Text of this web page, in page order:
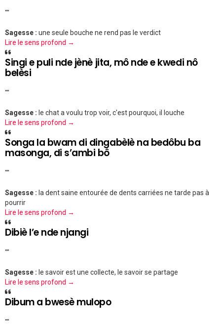
""
Sagesse : une seule bouche ne rend pas le verdict
Lire le sens profond →
Singi e puli nde jènè jita, mô nde e kwedi nô
belèsi
""
Sagesse : le chat a voulu trop voir, c'est pourquoi, il louche
Lire le sens profond →
Songa la bwam di dingabèlè na bedôbu ba
masonga, di s’ambi bô
""
Sagesse : la dent saine entourée de dents carriées ne tarde pas à
pourrir
Lire le sens profond →
Dibiè l’e nde njangi
""
Sagesse : le savoir est une collecte, le savoir se partage
Lire le sens profond →
Dibum a bwesè mulopo
""